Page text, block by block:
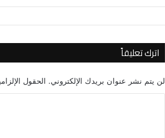
اترك تعليقاً
لن يتم نشر عنوان بريدك الإلكتروني. الحقول